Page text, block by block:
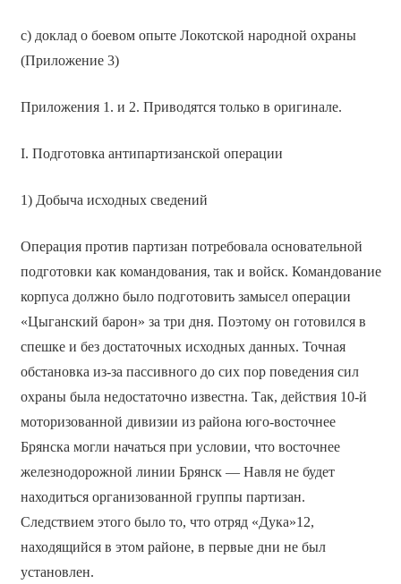
с) доклад о боевом опыте Локотской народной охраны
(Приложение 3)
Приложения 1. и 2. Приводятся только в оригинале.
I. Подготовка антипартизанской операции
1) Добыча исходных сведений
Операция против партизан потребовала основательной
подготовки как командования, так и войск. Командование
корпуса должно было подготовить замысел операции
«Цыганский барон» за три дня. Поэтому он готовился в
спешке и без достаточных исходных данных. Точная
обстановка из-за пассивного до сих пор поведения сил
охраны была недостаточно известна. Так, действия 10-й
моторизованной дивизии из района юго-восточнее
Брянска могли начаться при условии, что восточнее
железнодорожной линии Брянск — Навля не будет
находиться организованной группы партизан.
Следствием этого было то, что отряд «Дука»12,
находящийся в этом районе, в первые дни не был
установлен.